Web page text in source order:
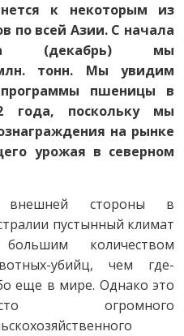
к некоторым из
по всей Азии. С начала
(декабрь) мы
тонн. Мы увидим
программы пшеницы в
года, поскольку мы
на рынке
урожая в северном
стороны в
пустынный климат
количеством
убийц, чем где-
еще в мире. Однако это
огромного